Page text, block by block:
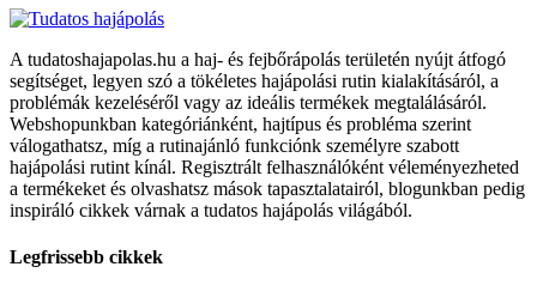
A tudatoshajapolas.hu a haj- és fejbőrápolás területén nyújt átfogó
segítséget, legyen szó a tökéletes hajápolási rutin kialakításáról, a
problémák kezeléséről vagy az ideális termékek megtalálásáról.
Webshopunkban kategóriánként, hajtípus és probléma szerint
válogathatsz, míg a rutinajánló funkciónk személyre szabott
hajápolási rutint kínál. Regisztrált felhasználóként véleményezheted
a termékeket és olvashatsz mások tapasztalatairól, blogunkban pedig
inspiráló cikkek várnak a tudatos hajápolás világából.
Legfrissebb cikkek